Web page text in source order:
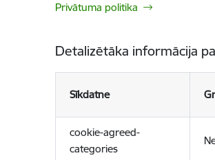
Privātuma politika
Detalizētāka informācija
Sīkdatne
cookie-agreed-
categories